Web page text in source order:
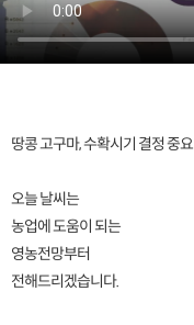
땅콩 고구마, 수확시기 결정 중요
오늘 날씨는
농업에 도움이 되는
영농전망부터
전해드리겠습니다.